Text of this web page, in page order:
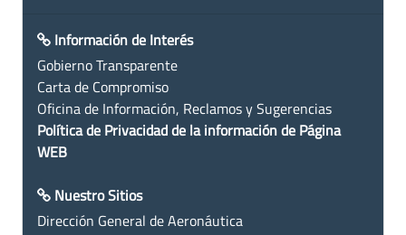
Información de Interés
Gobierno Transparente
Carta de Compromiso
Oficina de Información, Reclamos y Sugerencias
Política de Privacidad de la información de Página
WEB
Nuestro Sitios
Dirección General de Aeronáutica